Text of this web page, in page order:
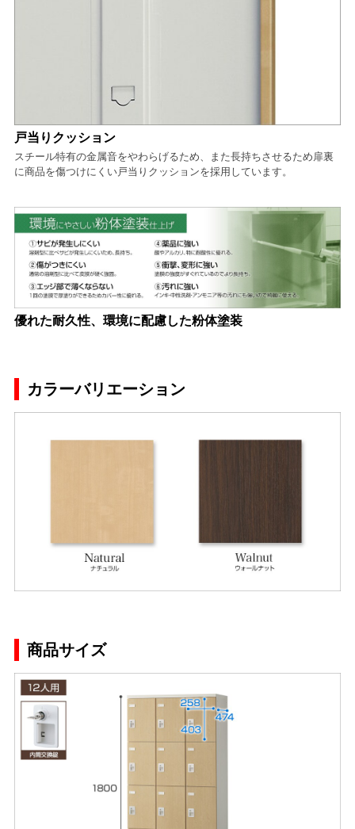
戸当りクッション
スチール特有の金属音をやわらげるため、また長持ちさせるため扉裏
に商品を傷つけにくい戸当りクッションを採用しています。
優れた耐久性、環境に配慮した粉体塗装
カラーバリエーション
商品サイズ